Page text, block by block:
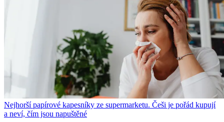
Nejhorší papírové kapesníky ze supermarketu. Češi je pořád kupují
a neví, čím jsou napuštěné